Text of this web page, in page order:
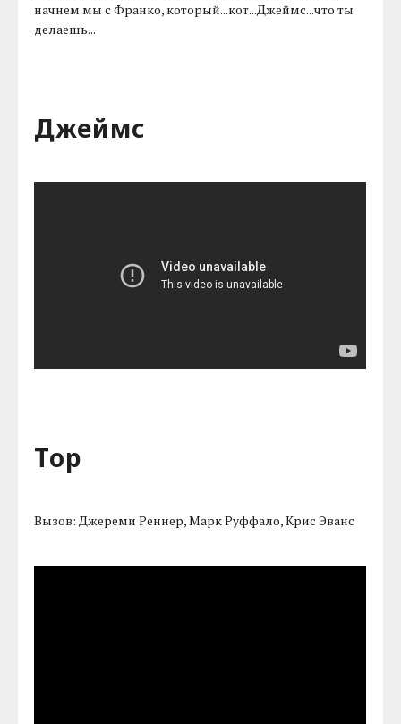
начнем мы с Франко, который...кот...Джеймс...что ты
делаешь...
Джеймс
Тор
Вызов: Джереми Реннер, Марк Руффало, Крис Эванс